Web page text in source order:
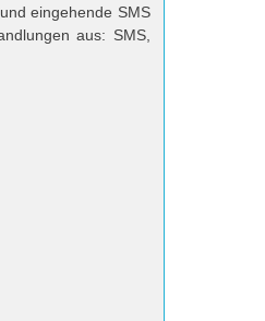
eingehende SMS
aus: SMS,